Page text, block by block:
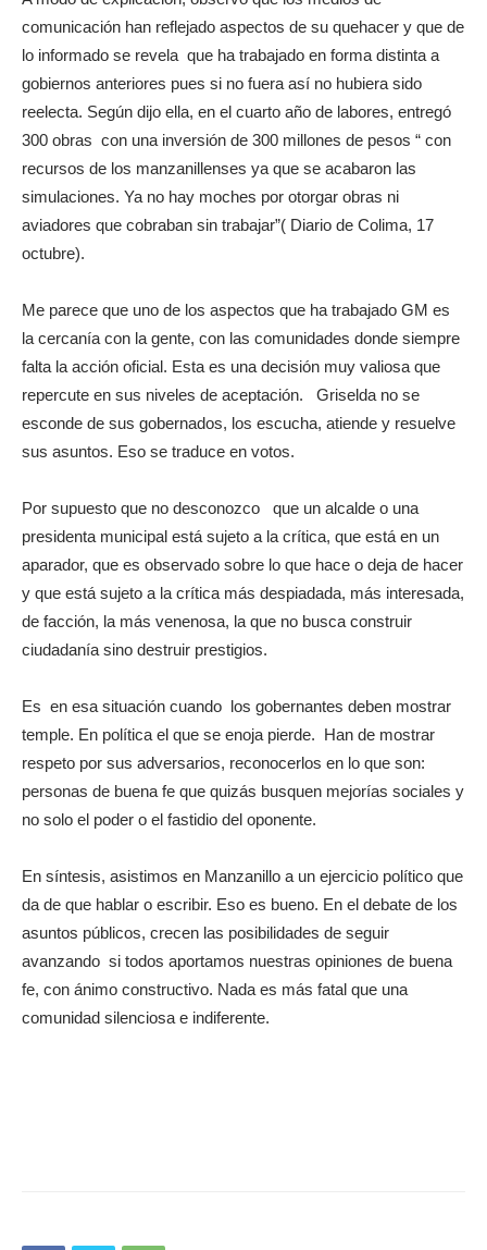
comunicación han reflejado aspectos de su quehacer y que de
lo informado se revela que ha trabajado en forma distinta a
gobiernos anteriores pues si no fuera así no hubiera sido
reelecta. Según dijo ella, en el cuarto año de labores, entregó
300 obras con una inversión de 300 millones de pesos “ con
recursos de los manzanillenses ya que se acabaron las
simulaciones. Ya no hay moches por otorgar obras ni
aviadores que cobraban sin trabajar”( Diario de Colima, 17
octubre).
Me parece que uno de los aspectos que ha trabajado GM es
la cercanía con la gente, con las comunidades donde siempre
falta la acción oficial. Esta es una decisión muy valiosa que
repercute en sus niveles de aceptación. Griselda no se
esconde de sus gobernados, los escucha, atiende y resuelve
sus asuntos. Eso se traduce en votos.
Por supuesto que no desconozco que un alcalde o una
presidenta municipal está sujeto a la crítica, que está en un
aparador, que es observado sobre lo que hace o deja de hacer
y que está sujeto a la crítica más despiadada, más interesada,
de facción, la más venenosa, la que no busca construir
ciudadanía sino destruir prestigios.
Es en esa situación cuando los gobernantes deben mostrar
temple. En política el que se enoja pierde. Han de mostrar
respeto por sus adversarios, reconocerlos en lo que son:
personas de buena fe que quizás busquen mejorías sociales y
no solo el poder o el fastidio del oponente.
En síntesis, asistimos en Manzanillo a un ejercicio político que
da de que hablar o escribir. Eso es bueno. En el debate de los
asuntos públicos, crecen las posibilidades de seguir
avanzando si todos aportamos nuestras opiniones de buena
fe, con ánimo constructivo. Nada es más fatal que una
comunidad silenciosa e indiferente.